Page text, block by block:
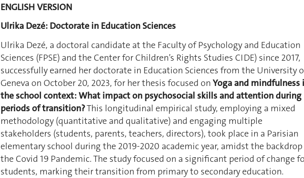
ENGLISH VERSION
Ulrika Dezé: Doctorate in Education Sciences
Ulrika Dezé, a doctoral candidate at the Faculty of Psychology and Education
Sciences (FPSE) and the Center for Children’s Rights Studies CIDE) since 2017,
successfully earned her doctorate in Education Sciences from the University
Geneva on October 20, 2023, for her thesis focused on Yoga and mindfulness
the school context: What impact on psychosocial skills and attention during
periods of transition?This longitudinal empirical study, employing a mixed
methodology (quantitative and qualitative) and engaging multiple
stakeholders (students, parents, teachers, directors), took place in a Parisian
elementary school during the 2019-2020 academic year, amidst the
the Covid 19 Pandemic. The study focused on a significant period of change
students, marking their transition from primary to secondary education.